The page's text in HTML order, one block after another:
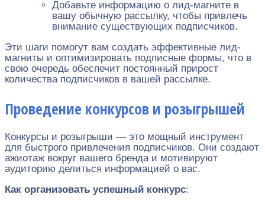
Добавьте информацию о лид-магните в
вашу обычную рассылку, чтобы привлечь
внимание существующих подписчиков.
Эти шаги помогут вам создать эффективные лид-
магниты и оптимизировать подписные формы, что в
свою очередь обеспечит постоянный прирост
количества подписчиков в вашей рассылке.
Проведение конкурсов и розыгрышей
Конкурсы и розыгрыши — это мощный инструмент
для быстрого привлечения подписчиков. Они создают
ажиотаж вокруг вашего бренда и мотивируют
аудиторию делиться информацией о вас.
Как организовать успешный конкурс: